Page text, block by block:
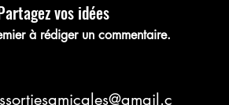
vos idées
à rédiger un commentaire.